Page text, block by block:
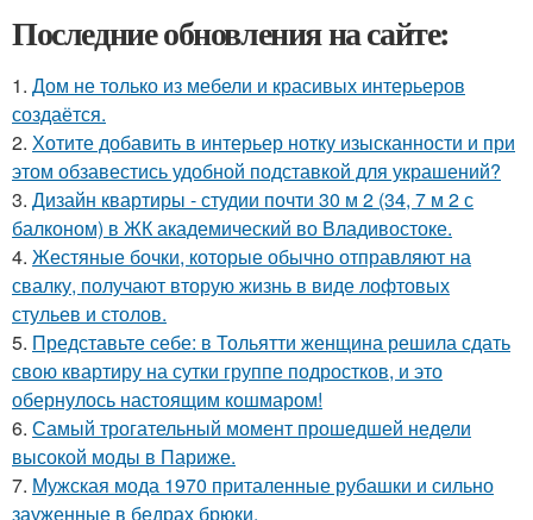
Последние обновления на сайте:
1. Дом не только из мебели и красивых интерьеров
создаётся.
2. Хотите добавить в интерьер нотку изысканности и при
этом обзавестись удобной подставкой для украшений?
3. Дизайн квартиры - студии почти 30 м 2 (34, 7 м 2 с
балконом) в ЖК академический во Владивостоке.
4. Жестяные бочки, которые обычно отправляют на
свалку, получают вторую жизнь в виде лофтовых
стульев и столов.
5. Представьте себе: в Тольятти женщина решила сдать
свою квартиру на сутки группе подростков, и это
обернулось настоящим кошмаром!
6. Самый трогательный момент прошедшей недели
высокой моды в Париже.
7. Мужская мода 1970 приталенные рубашки и сильно
зауженные в бедрах брюки.